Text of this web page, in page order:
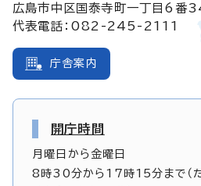
広島市中区国泰寺町一丁目6番
代表電話：082-245-2111
庁舎案内
開庁時間
月曜日から金曜日
8時30分から17時15分まで（